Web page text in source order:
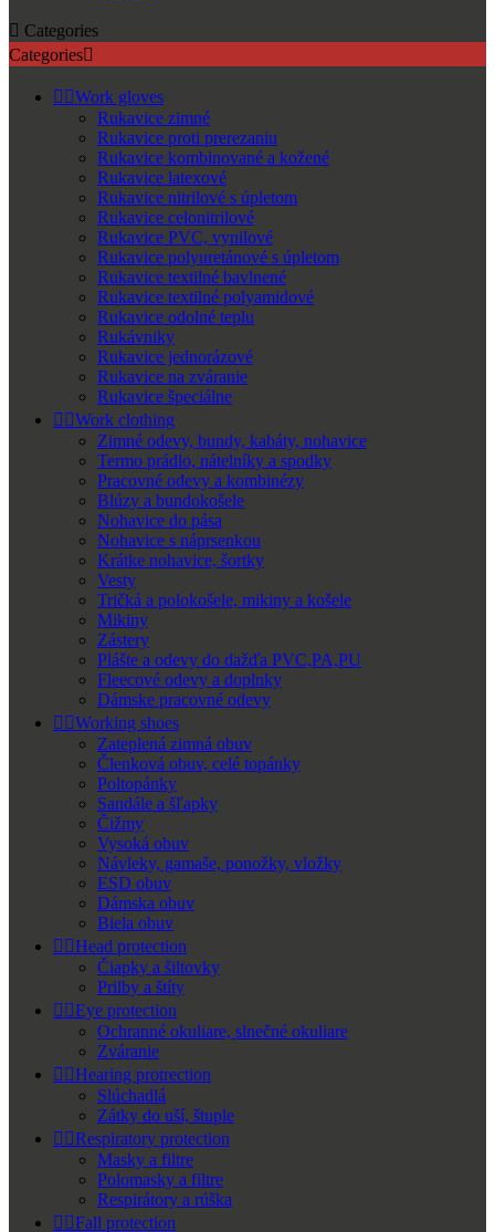
 Categories
Categories
 Work gloves
Rukavice zimné
Rukavice proti prerezaniu
Rukavice kombinované a kožené
Rukavice latexové
Rukavice nitrilové s úpletom
Rukavice celonitrilové
Rukavice PVC, vynilové
Rukavice polyuretánové s úpletom
Rukavice textilné bavlnené
Rukavice textilné polyamidové
Rukavice odolné teplu
Rukávniky
Rukavice jednorázové
Rukavice na zváranie
Rukavice špeciálne
 Work clothing
Zimné odevy, bundy, kabáty, nohavice
Termo prádlo, nátelníky a spodky
Pracovné odevy a kombinézy
Blúzy a bundokošele
Nohavice do pása
Nohavice s náprsenkou
Krátke nohavice, šortky
Vesty
Tričká a polokošele, mikiny a košele
Mikiny
Zástery
Plášte a odevy do dažďa PVC,PA,PU
Fleecové odevy a doplnky
Dámske pracovné odevy
 Working shoes
Zateplená zimná obuv
Členková obuv, celé topánky
Poltopánky
Sandále a šľapky
Čižmy
Vysoká obuv
Návleky, gamaše, ponožky, vložky
ESD obuv
Dámska obuv
Biela obuv
 Head protection
Čiapky a šiltovky
Prilby a štíty
 Eye protection
Ochranné okuliare, slnečné okuliare
Zváranie
 Hearing protrection
Slúchadlá
Zátky do uší, štuple
 Respiratory protection
Masky a filtre
Polomasky a filtre
Respirátory a rúška
 Fall protection